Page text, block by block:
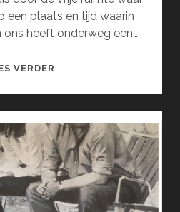
een plaats en tijd waarin
ons heeft onderweg een…
VERDER